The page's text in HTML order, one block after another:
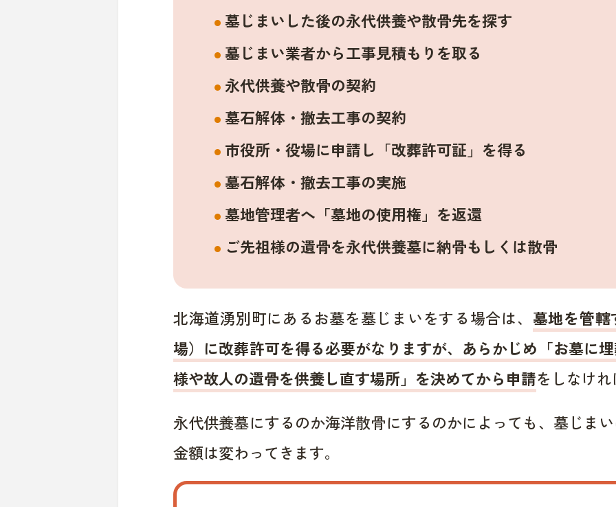
墓じまいした後の永代供養や散骨先を探す
墓じまい業者から工事見積もりを取る
永代供養や散骨の契約
墓石解体・撤去工事の契約
市役所・役場に申請し「改葬許可証」を得る
墓石解体・撤去工事の実施
墓地管理者へ「墓地の使用権」を返還
ご先祖様の遺骨を永代供養墓に納骨もしくは散骨
北海道湧別町にあるお墓を墓じまいをする場合は、 墓地を管
場）に改葬許可を得る必要がなりますが、あらかじめ「お墓に
様や故人の遺骨を供養し直す場所」を決めてから申請をしなけ
永代供養墓にするのか海洋散骨にするのかによっても、墓じま
金額は変わってきます。